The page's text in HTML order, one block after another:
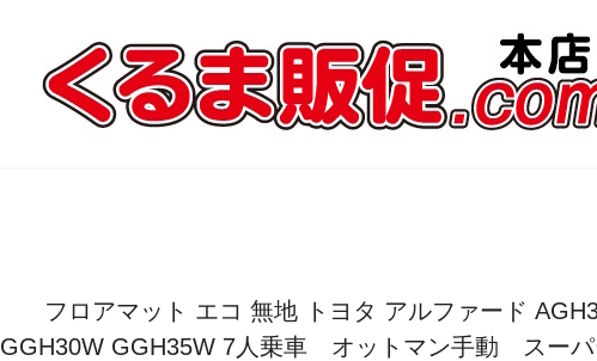
フロアマット エコ 無地 トヨタ アルファード
GGH30W GGH35W 7人乗車 オットマン手動 スーパ